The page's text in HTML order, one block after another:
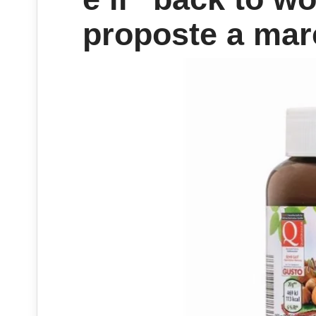
proposte a